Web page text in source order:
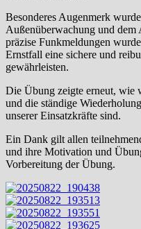
Besonderes Augenmerk
Außenüberwachung und
präzise Funkmeldungen
Ernstfall eine sichere und
gewährleisten.
Die Übung zeigte erneut, wie
und die ständige
unserer Einsatzkräfte sind.
Ein Dank gilt allen
und ihre Motivation und
Vorbereitung der Übung.